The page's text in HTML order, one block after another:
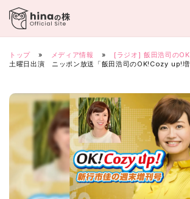
Skip
content
トップ » メディア情報 » [ラジオ] 飯田浩司の
土曜日出演 ニッポン放送「飯田浩司のOK!Cozy up!増